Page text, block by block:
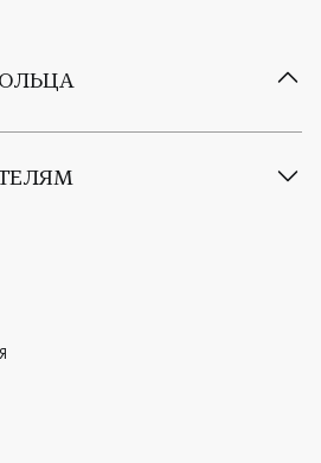
в Whatsapp
в Telegram